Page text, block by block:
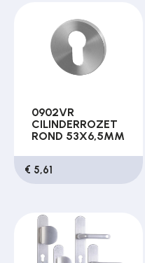
0902VR
CILINDERROZET
ROND 53X6,5MM
€ 5,61